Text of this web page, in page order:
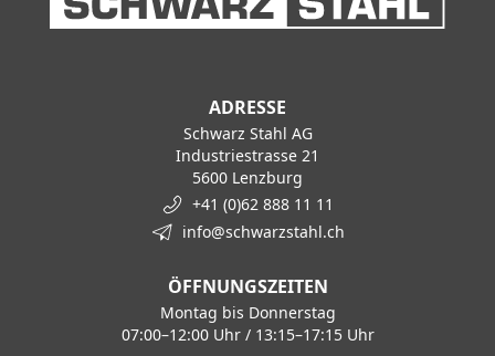
ADRESSE
Schwarz Stahl AG
Industriestrasse 21
5600 Lenzburg
+41 (0)62 888 11 11
info@schwarzstahl.ch
ÖFFNUNGSZEITEN
Montag bis Donnerstag
07:00–12:00 Uhr / 13:15–17:15 Uhr